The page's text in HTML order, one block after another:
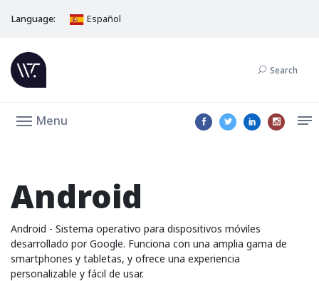
Language: Español
Search
Menu
Android
Android - Sistema operativo para dispositivos móviles
desarrollado por Google. Funciona con una amplia gama de
smartphones y tabletas, y ofrece una experiencia
personalizable y fácil de usar.